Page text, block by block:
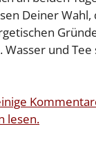
Deiner Wahl,
und Tee
lesen.